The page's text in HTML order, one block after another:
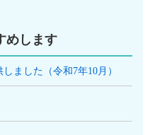
めします
ました（令和7年10月）